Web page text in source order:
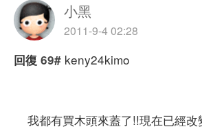
小黑
2011-9-4 02:28
回復 69# keny24kimo
我都有買木頭來蓋了!!現在已經改